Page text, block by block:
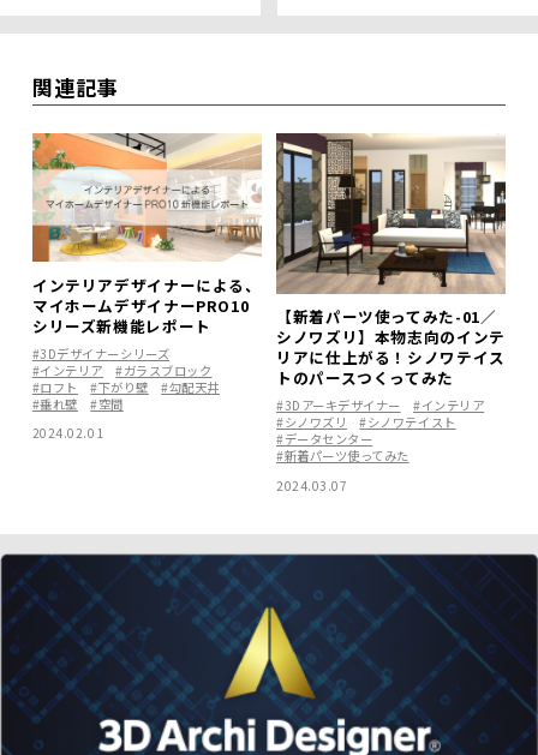
関連記事
インテリアデザイナーによる、
マイホームデザイナーPRO10
シリーズ新機能レポート
#3Dデザイナーシリーズ
#インテリア
#ガラスブロック
#ロフト
#下がり壁
#勾配天井
#垂れ壁
#空間
2024.02.01
【新着パーツ使ってみた-01／
シノワズリ】本物志向のインテ
リアに仕上がる！シノワテイス
トのパースつくってみた
#3Dアーキデザイナー
#インテリア
#シノワズリ
#シノワテイスト
#データセンター
#新着パーツ使ってみた
2024.03.07